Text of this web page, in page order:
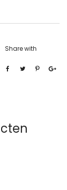
Share with